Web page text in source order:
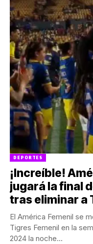
DEPORTES
¡Increíble!
jugará la final
tras eliminar a
El América Femenil se
Tigres Femenil en la
2024 la noche...